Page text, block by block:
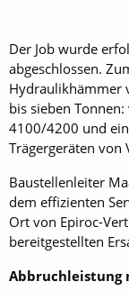
Der Job wurde
abgeschlossen.
Hydraulikhämmer
bis sieben
4100/4200 und
Trägergeräten von
Baustellenleiter
dem effizienten
Ort von Epiroc-
bereitgestellten
Abbruchleistung